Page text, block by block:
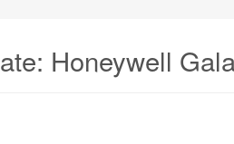
Honeywell